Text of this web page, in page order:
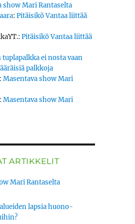
show Mari Rantaselta
:Pitäisikö Vantaa liittää
:Pitäisikö Vantaa liittää
ei nosta vaan
palkkoja
:Masentava show Mari
:Masentava show Mari
ARTIKKELIT
Mari Rantaselta
lapsia huono-